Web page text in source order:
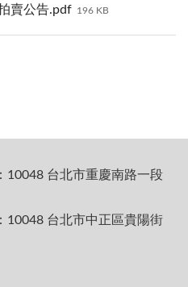
賣公告.pdf 196 KB
10048 台北市重慶南路一段
10048 台北市中正區貴陽街